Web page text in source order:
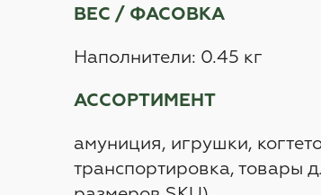
ВЕС / ФАСОВКА
Наполнители: 0.45 кг
АССОРТИМЕНТ
амуниция, игрушки,
транспортировка, товары